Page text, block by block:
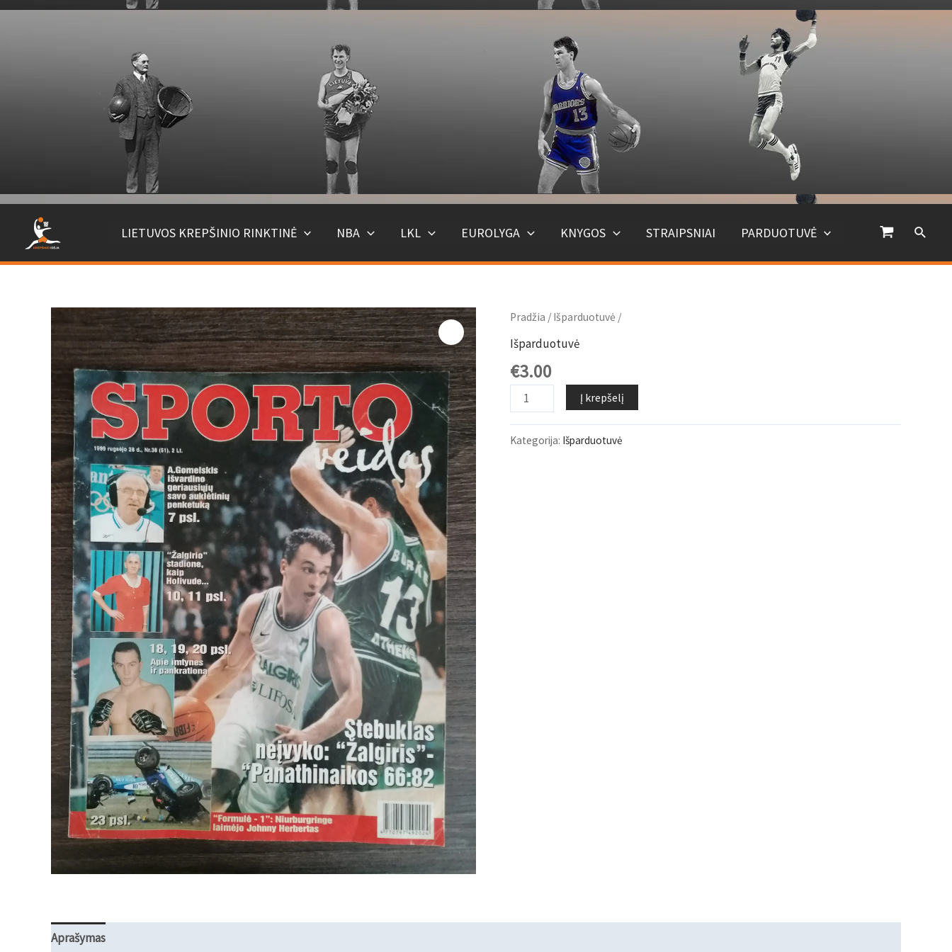
Pereiti
LIETUVOS KREPŠINIO RINKTINĖ NBA LKL EUROLYGA KNYGOS STRAIPSNIAI PARDUOTUVĖ
Pradžia / Išparduotuvė /
Išparduotuvė
€3.00
Kiekis Į krepšelį
Kategorija: Išparduotuvė
Aprašymas